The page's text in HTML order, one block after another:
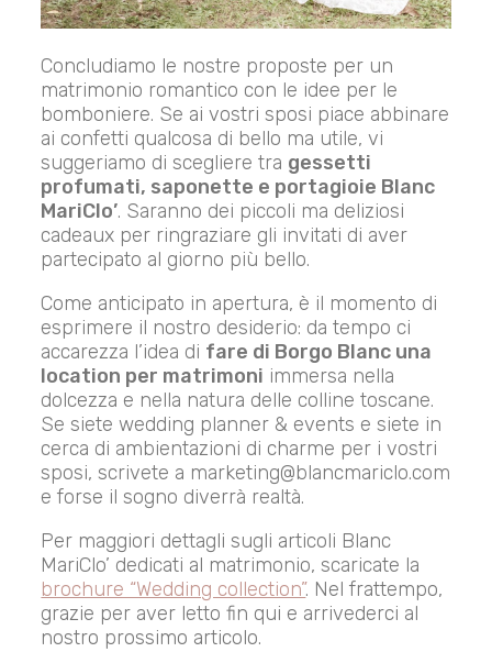
Concludiamo le nostre proposte per un
matrimonio romantico con le idee per le
bomboniere. Se ai vostri sposi piace abbinare
ai confetti qualcosa di bello ma utile, vi
suggeriamo di scegliere tra gessetti
profumati, saponette e portagioie Blanc
MariClo’. Saranno dei piccoli ma deliziosi
cadeaux per ringraziare gli invitati di aver
partecipato al giorno più bello.
Come anticipato in apertura, è il momento di
esprimere il nostro desiderio: da tempo ci
accarezza l’idea di fare di Borgo Blanc una
location per matrimoni immersa nella
dolcezza e nella natura delle colline toscane.
Se siete wedding planner & events e siete in
cerca di ambientazioni di charme per i vostri
sposi, scrivete a marketing@blancmariclo.com
e forse il sogno diverrà realtà.
Per maggiori dettagli sugli articoli Blanc
MariClo’ dedicati al matrimonio, scaricate la
brochure “Wedding collection”. Nel frattempo,
grazie per aver letto fin qui e arrivederci al
nostro prossimo articolo.